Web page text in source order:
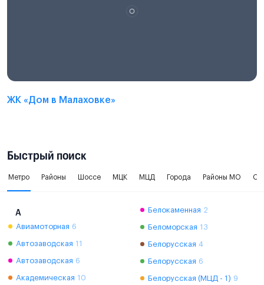
ЖК «Дом в Малаховке»
Быстрый поиск
Метро Районы Шоссе МЦК МЦД Города Районы МО
А
Авиамоторная 6
Автозаводская 11
Автозаводская 6
Академическая 10
Белокаменная 2
Беломорская 13
Белорусская 4
Белорусская 6
Белорусская (МЦД - 1) 9